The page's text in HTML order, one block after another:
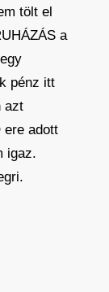
tölt el
a
pénz itt
azt
ere adott
igaz.